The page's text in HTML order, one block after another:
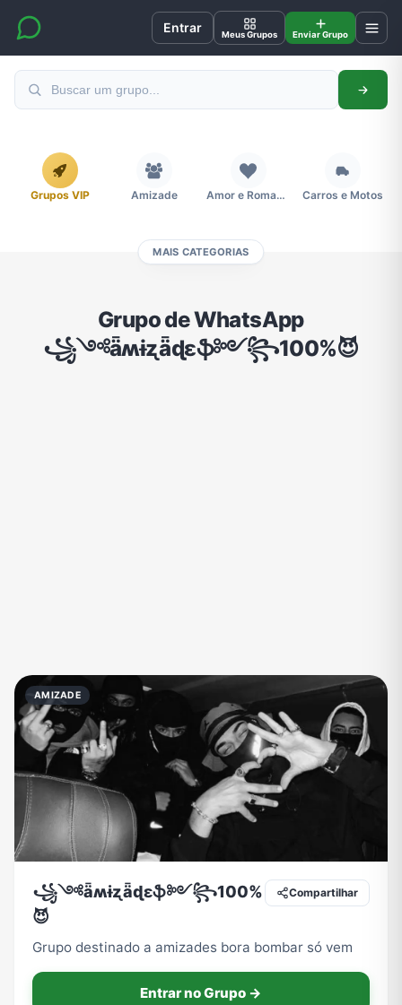
Entrar Meus Grupos Enviar Grupo
Grupos VIP Amizade Amor e Romance Carros e Motos
Divulgação Educação Emagrecimento e Perda de Peso Esportes
Notícias Outros Política Profissões
Receitas Redes Sociais Religião
Vídeos
MAIS CATEGORIAS
Grupo de WhatsApp
꧁༺ǟʍɨʐǟɖɛֆ༻꧂100%😈
AMIZADE
꧁༺ǟʍɨʐǟɖɛֆ༻꧂100%
😈
Compartilhar
Grupo destinado a amizades bora bombar só vem
Entrar no Grupo →